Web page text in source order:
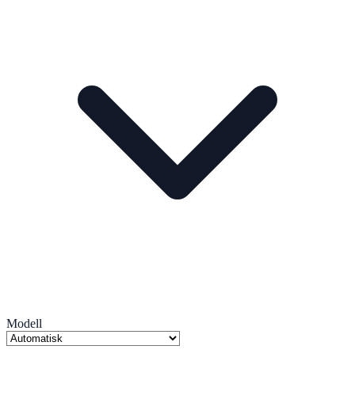
Modell